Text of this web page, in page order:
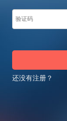
还没有注册？